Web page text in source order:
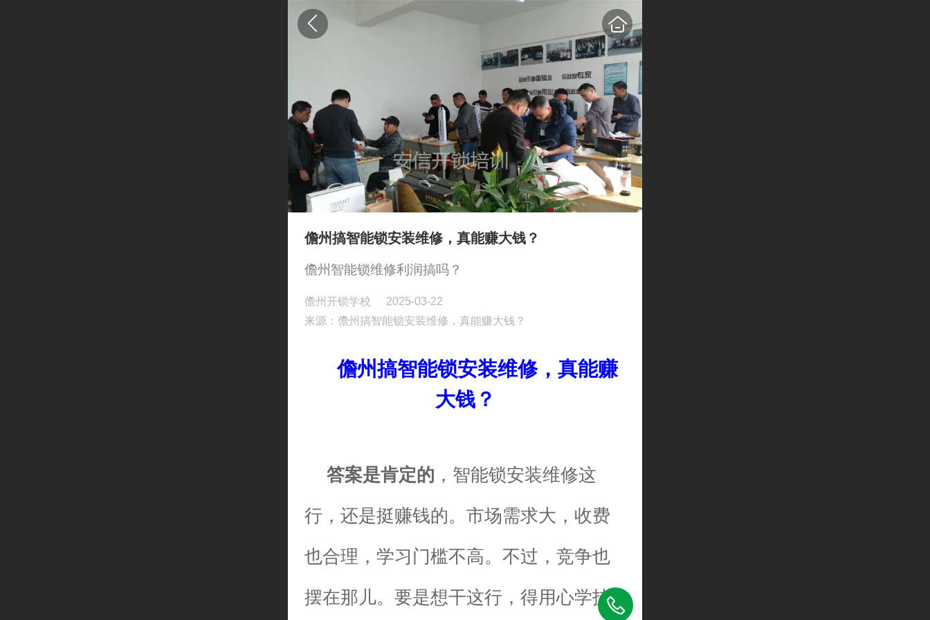
儋州搞智能锁安装维修，真能赚大钱？
儋州智能锁维修利润搞吗？
儋州开锁学校
2025-03-22
来源：儋州搞智能锁安装维修，真能赚大钱？
儋州搞智能锁安装维修，真能赚
大钱？
答案是肯定的 ， 智能锁安装维修这
行，还是挺赚钱的。市场需求大，收费
也合理，学习门槛不高。不过，竞争也
摆在那儿。要是想干这行，得用心学技